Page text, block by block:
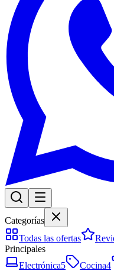
Categorías
Todas las ofertas
Principales
Electrónica5 Cocina4